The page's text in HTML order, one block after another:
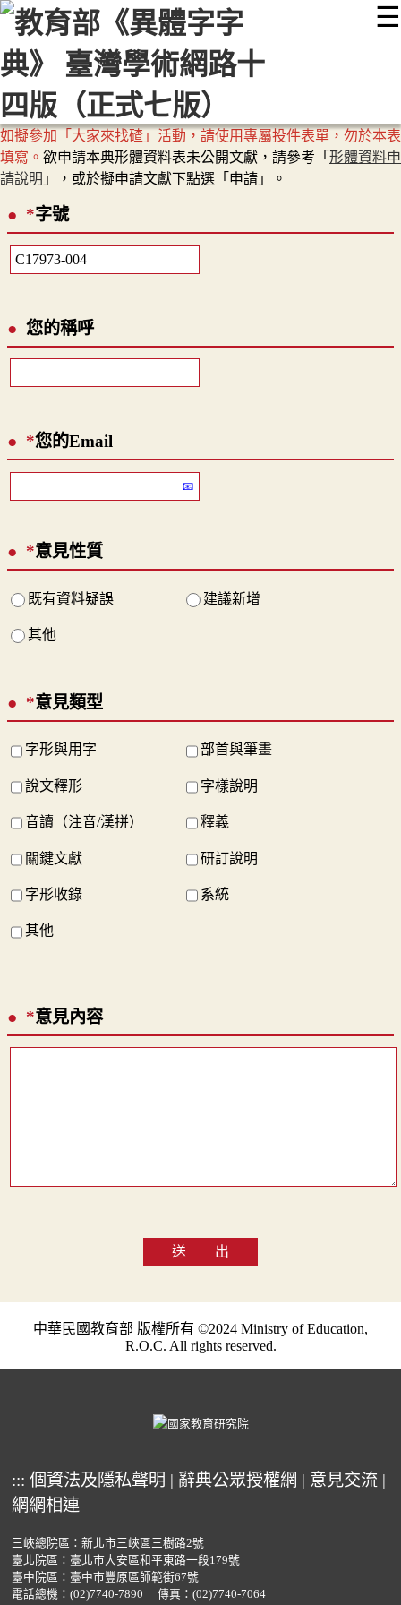
☰
::: 最新消息 常見問題 編輯說明
顯示模式
網站導覽
如擬參加「大家來找碴」活動，請使用專屬投件表單 ，勿於本表
填寫。 欲申請本典形體資料表未公開文獻，請參考「 形體資料申
請說明 」，或於擬申請文獻下點選「申請」。
*字號
您的稱呼
*您的Email
*意見性質
既有資料疑誤 建議新增
其他
*意見類型
字形與用字 部首與筆畫
說文釋形 字樣說明
音讀（注音/漢拼） 釋義
關鍵文獻 研訂說明
字形收錄 系統
其他
*意見內容
送 出
中華民國教育部 版權所有 ©2024 Ministry of Education,
R.O.C. All rights reserved.
::: 個資法及隱私聲明 | 辭典公眾授權網 | 意見交流 |
網網相連
三峽總院區：新北市三峽區三樹路2號
臺北院區：臺北市大安區和平東路一段179號
臺中院區：臺中市豐原區師範街67號
電話總機： (02)7740-7890 傳真：(02)7740-7064